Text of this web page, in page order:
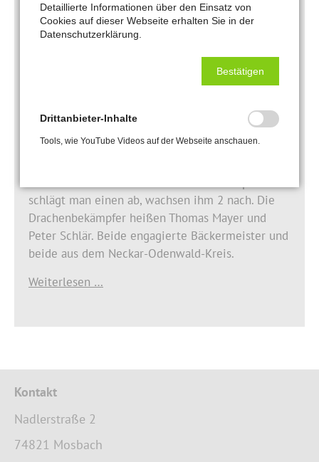
Handwerkskammer in Mannheim berichtet einen
Monat vor dem Start ins Ausbildungsjahr von
schlägt man einen ab, wachsen ihm 2 nach. Die
Drachenbekämpfer heißen Thomas Mayer und
Peter Schlär. Beide engagierte Bäckermeister und
beide aus dem Neckar-Odenwald-Kreis.
Weiterlesen …
Kontakt
Nadlerstraße 2
74821 Mosbach
Detaillierte Informationen über den Einsatz von
Cookies auf dieser Webseite erhalten Sie in der
Datenschutzerklärung.
Bestätigen
Drittanbieter-Inhalte
Tools, wie YouTube Videos auf der Webseite anschauen.